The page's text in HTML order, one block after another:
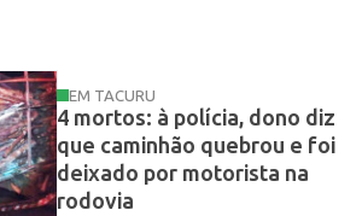
EM TACURU
4 mortos: à polícia, dono diz
que caminhão quebrou e foi
deixado por motorista na
rodovia